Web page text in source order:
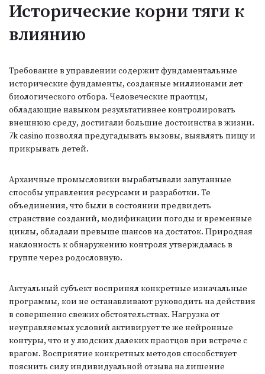
Исторические корни тяги к
влиянию
Требование в управлении содержит фундаментальные
исторические фундаменты, созданные миллионами лет
биологического отбора. Человеческие праотцы,
обладающие навыком результативнее контролировать
внешнюю среду, достигали большие достоинства в жизни.
7k casino позволял предугадывать вызовы, выявлять пищу и
прикрывать детей.
Архаичные промысловики вырабатывали запутанные
способы управления ресурсами и разработки. Те
объединения, что были в состоянии предвидеть
странствие созданий, модификации погоды и временные
циклы, обладали превыше шансов на достаток. Природная
наклонность к обнаружению контроля утверждалась в
группе через родословную.
Актуальный субъект воспринял конкретные изначальные
программы, кои не останавливают руководить на действия
в совершенно свежих обстоятельствах. Нагрузка от
неуправляемых условий активирует те же нейронные
контуры, что и у людских далеких праотцов при встрече с
врагом. Восприятие конкретных методов способствует
пояснить силу индивидуальной отзыва на лишение